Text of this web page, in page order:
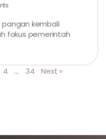
pangan kembali
fokus pemerintah
4 … 34 Next »